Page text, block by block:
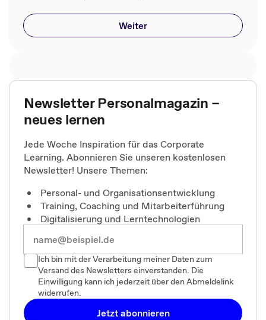
Weiter
Newsletter Personalmagazin –
neues lernen
Jede Woche Inspiration für das Corporate
Learning. Abonnieren Sie unseren kostenlosen
Newsletter! Unsere Themen:
Personal- und Organisationsentwicklung
Training, Coaching und Mitarbeiterführung
Digitalisierung und Lerntechnologien
Ich bin mit der Verarbeitung meiner Daten zum
Versand des Newsletters einverstanden. Die
Einwilligung kann ich jederzeit über den Abmeldelink
widerrufen.
Jetzt abonnieren